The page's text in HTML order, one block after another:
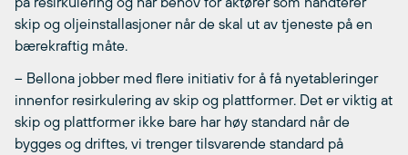
skip og oljeinstallasjoner når de skal ut av tjeneste på en
bærekraftig måte.
– Bellona jobber med flere initiativ for å få nyetableringer
innenfor resirkulering av skip og plattformer. Det er viktig at
skip og plattformer ikke bare har høy standard når de
bygges og driftes, vi trenger tilsvarende standard på